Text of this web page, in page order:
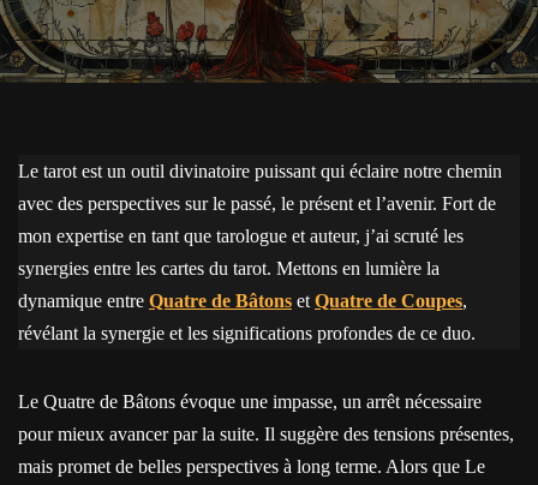
Le tarot est un outil divinatoire puissant qui éclaire notre chemin
avec des perspectives sur le passé, le présent et l’avenir. Fort de
mon expertise en tant que tarologue et auteur, j’ai scruté les
synergies entre les cartes du tarot. Mettons en lumière la
dynamique entre Quatre de Bâtons et Quatre de Coupes,
révélant la synergie et les significations profondes de ce duo.
Le Quatre de Bâtons évoque une impasse, un arrêt nécessaire
pour mieux avancer par la suite. Il suggère des tensions présentes,
mais promet de belles perspectives à long terme. Alors que Le